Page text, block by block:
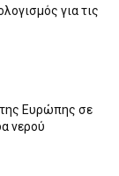
για τις
Ευρώπης σε
νερού